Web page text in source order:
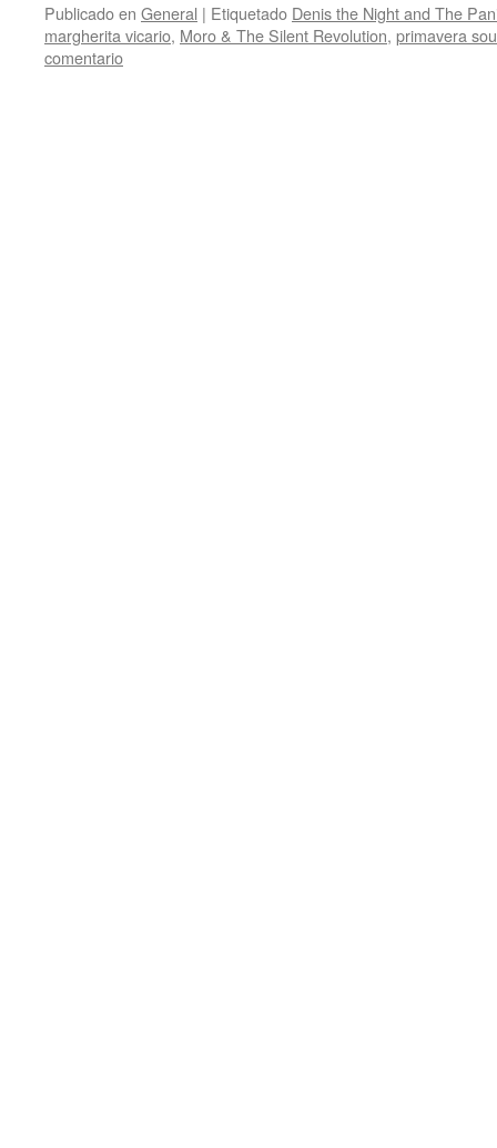
Publicado en General | Etiquetado Denis the Night and The
margherita vicario, Moro & The Silent Revolution, primavera
comentario